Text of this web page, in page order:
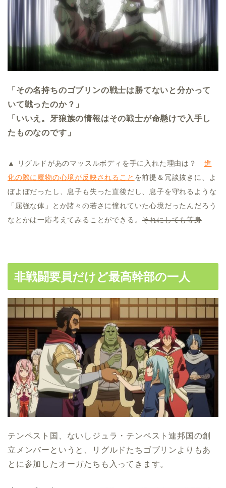
「その名持ちのゴブリンの戦士は勝てないと分かって
いて戦ったのか？」
「いいえ。牙狼族の情報はその戦士が命懸けで入手し
たものなのです」
▲ リグルドがあのマッスルボディを手に入れた理由は？ 進
化の際に魔物の心境が反映されること を前提＆冗談抜きに、よ
ぼよぼだったし、息子も失った直後だし、息子を守れるような
「屈強な体」とか諸々の若さに憧れていた心境だったんだろう
なとかは一応考えてみることができる。それにしても等身
非戦闘要員だけど最高幹部の一人
テンペスト国、ないしジュラ・テンペスト連邦国の創
立メンバーというと、リグルドたちゴブリンよりもあ
とに参加したオーガたちも入ってきます。